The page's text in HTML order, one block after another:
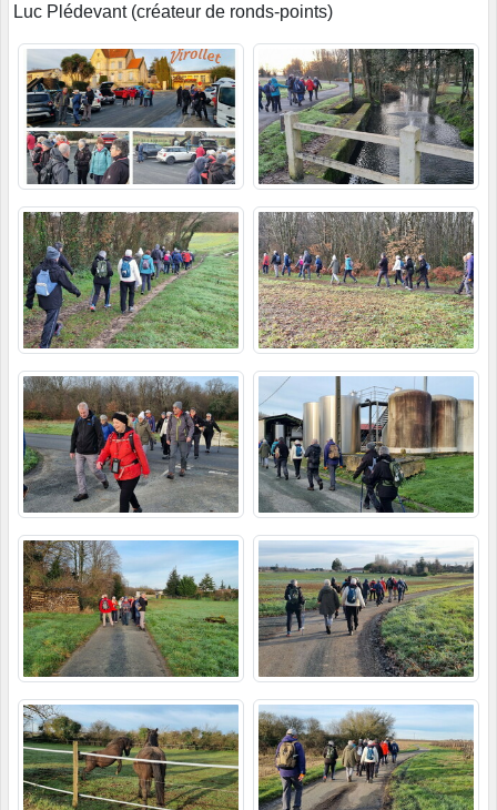
Luc Plédevant (créateur de ronds-points)